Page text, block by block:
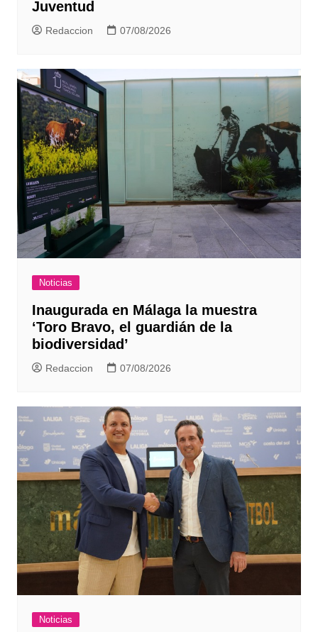
Juventud
Redaccion 07/08/2026
Noticias
Inaugurada en Málaga la muestra
‘Toro Bravo, el guardián de la
biodiversidad’
Redaccion 07/08/2026
Noticias